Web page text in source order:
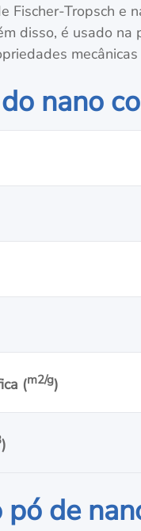
Fischer-Tropsch e
disso, é usado
nano
(m2/g)
)
de